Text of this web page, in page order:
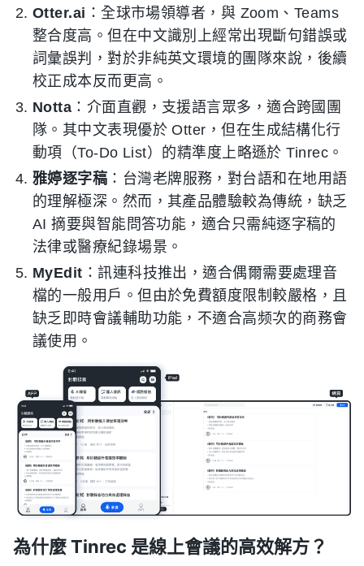
Otter.ai ：全球市場領導者，與 Zoom、Teams
整合度高。但在中文識別上經常出現斷句錯誤或
詞彙誤判，對於非純英文環境的團隊來說，後續
校正成本反而更高。
Notta ：介面直觀，支援語言眾多，適合跨國團
隊。其中文表現優於 Otter，但在生成結構化行
動項（To-Do List）的精準度上略遜於 Tinrec。
雅婷逐字稿 ：台灣老牌服務，對台語和在地用語
的理解極深。然而，其產品體驗較為傳統，缺乏
AI 摘要與智能問答功能，適合只需純逐字稿的
法律或醫療紀錄場景。
MyEdit ：訊連科技推出，適合偶爾需要處理音
檔的一般用戶。但由於免費額度限制較嚴格，且
缺乏即時會議輔助功能，不適合高频次的商務會
議使用。
為什麼 Tinrec 是線上會議的高效解方？